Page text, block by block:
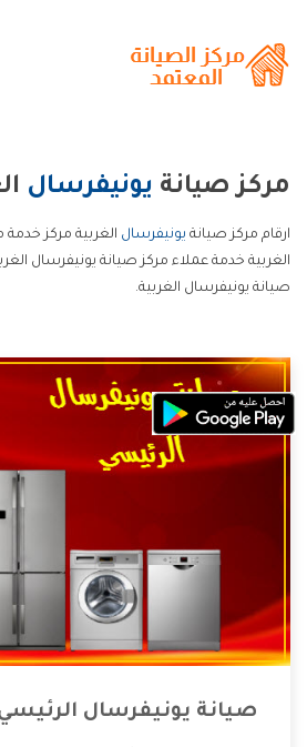
مركز صيانة يونيفرسال
ارقام مركز صيانة يونيفرسال الغربية مركز
الغربية خدمة عملاء مركز صيانة يونيفرسال
صيانة يونيفرسال الغربية.
صيانة يونيفرسال